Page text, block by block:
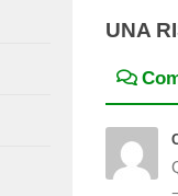
UNA